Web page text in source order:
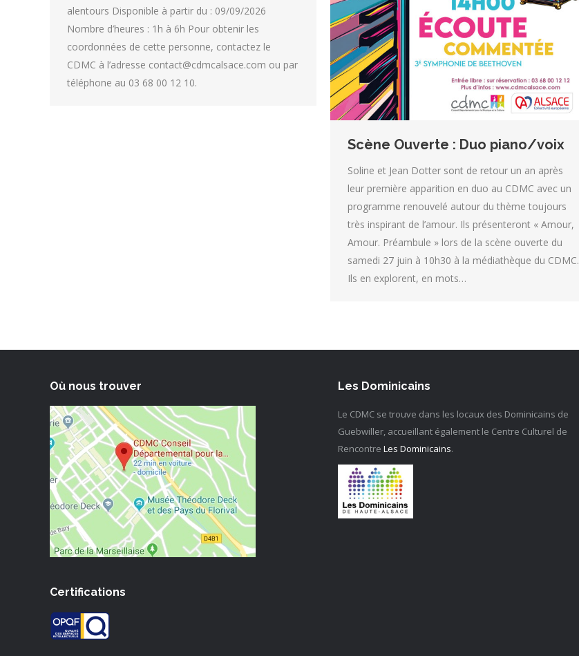
alentours Disponible à partir du : 09/09/2026
Nombre d’heures : 1h à 6h Pour obtenir les
coordonnées de cette personne, contactez le
CDMC à l’adresse contact@cdmcalsace.com ou par
téléphone au 03 68 00 12 10.
Scène Ouverte : Duo piano/voix
Soline et Jean Dotter sont de retour un an après
leur première apparition en duo au CDMC avec un
programme renouvelé autour du thème toujours
très inspirant de l’amour. Ils présenteront « Amour,
Amour. Préambule » lors de la scène ouverte du
samedi 27 juin à 10h30 à la médiathèque du CDMC.
Ils en explorent, en mots…
Où nous trouver Les Dominicains
Le CDMC se trouve dans les locaux des Dominicains de
Guebwiller, accueillant également le Centre Culturel de
Rencontre Les Dominicains.
Certifications